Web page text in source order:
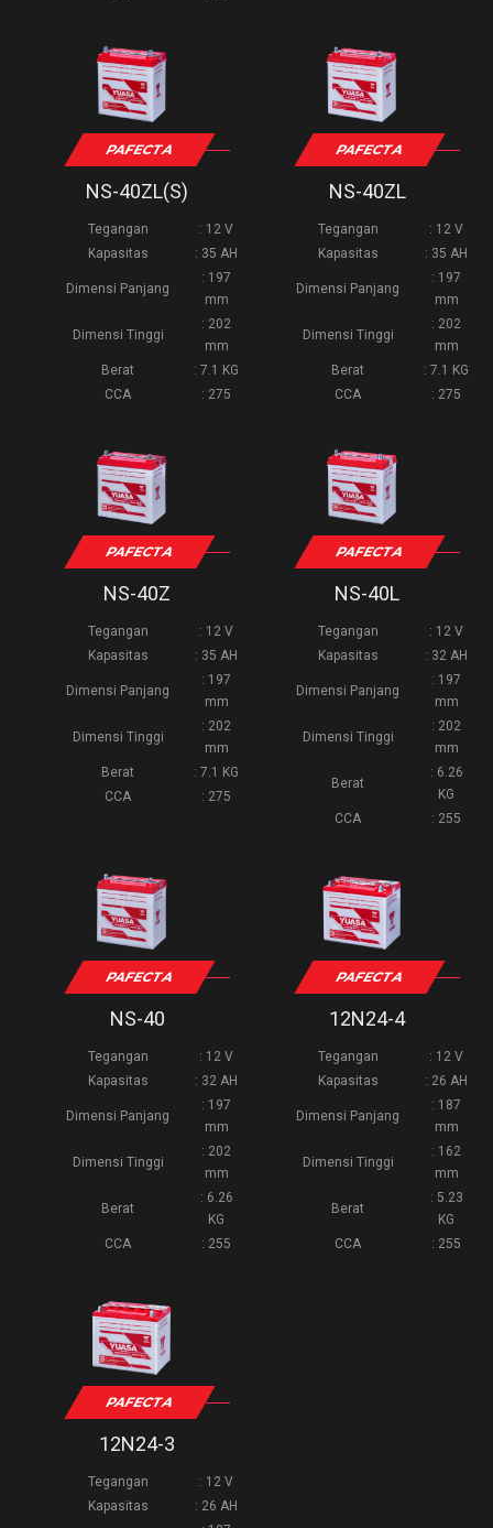
PAFECTA
NS-40ZL(S)
Tegangan
: 12 V
Kapasitas
: 35 AH
Dimensi Panjang
: 197
mm
Dimensi Tinggi
: 202
mm
Berat
: 7.1 KG
CCA
: 275
PAFECTA
NS-40ZL
Tegangan
: 12 V
Kapasitas
: 35 AH
Dimensi Panjang
: 197
mm
Dimensi Tinggi
: 202
mm
Berat
: 7.1 KG
CCA
: 275
PAFECTA
NS-40Z
Tegangan
: 12 V
Kapasitas
: 35 AH
Dimensi Panjang
: 197
mm
Dimensi Tinggi
: 202
mm
Berat
: 7.1 KG
CCA
: 275
PAFECTA
NS-40L
Tegangan
: 12 V
Kapasitas
: 32 AH
Dimensi Panjang
: 197
mm
Dimensi Tinggi
: 202
mm
Berat
: 6.26
KG
CCA
: 255
PAFECTA
NS-40
Tegangan
: 12 V
Kapasitas
: 32 AH
Dimensi Panjang
: 197
mm
Dimensi Tinggi
: 202
mm
Berat
: 6.26
KG
CCA
: 255
PAFECTA
12N24-4
Tegangan
: 12 V
Kapasitas
: 26 AH
Dimensi Panjang
: 187
mm
Dimensi Tinggi
: 162
mm
Berat
: 5.23
KG
CCA
: 255
PAFECTA
12N24-3
Tegangan
: 12 V
Kapasitas
: 26 AH